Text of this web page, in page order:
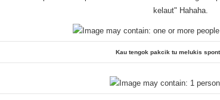
kelaut" Hahaha.
Kau tengok pakcik tu melukis